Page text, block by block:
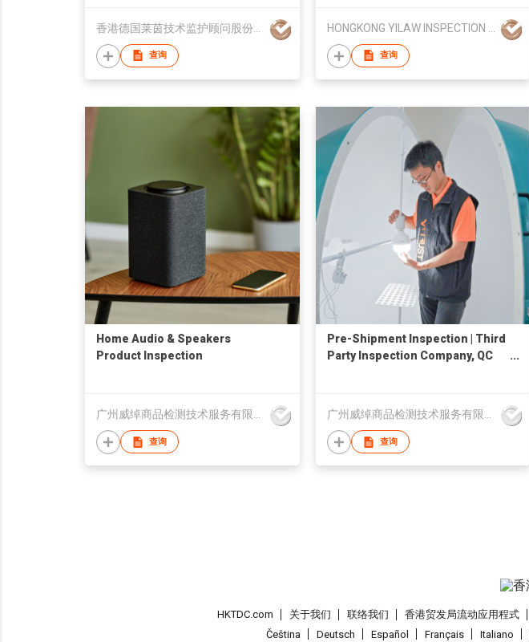
查询 查询
Home Audio & Speakers
Product Inspection
广州威绰商品检测技术服务有限公司
查询
Pre-Shipment Inspection | Third
Party Inspection Company, QC
广州威绰商品检测技术服务有限公司
查询
HKTDC.com 关于我们 联络我们 香港贸发局流动应用程式
Čeština
Deutsch Español Français Italiano